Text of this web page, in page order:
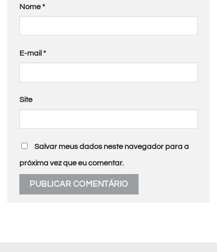
Nome*
E-mail *
Site
Salvar meus dados neste navegador para a
próxima vez que eu comentar.